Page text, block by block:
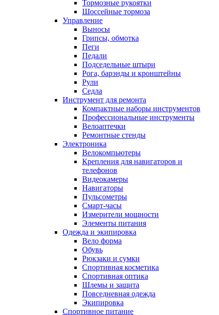
Тормозные рукоятки
Шоссейные тормоза
Управление
Выносы
Грипсы, обмотка
Пеги
Педали
Подседельные штыри
Рога, барэнды и кронштейны
Рули
Седла
Инструмент для ремонта
Компактные наборы инструментов
Профессиональные инструменты
Велоаптечки
Ремонтные стенды
Электроника
Велокомпьютеры
Крепления для навигаторов и
телефонов
Видеокамеры
Навигаторы
Пульсометры
Смарт-часы
Измерители мощности
Элементы питания
Одежда и экипировка
Вело форма
Обувь
Рюкзаки и сумки
Спортивная косметика
Спортивная оптика
Шлемы и защита
Повседневная одежда
Экипировка
Спортивное питание